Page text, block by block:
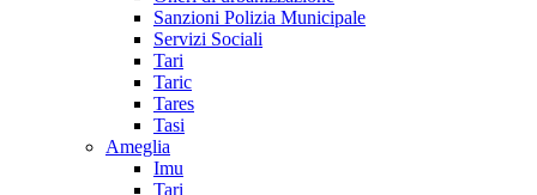
Sanzioni Polizia Municipale
Servizi Sociali
Tari
Taric
Tares
Tasi
Ameglia
Imu
Tari